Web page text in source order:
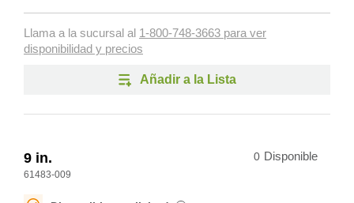
Llama a la sucursal al 1-800-748-3663 para ver
disponibilidad y precios
Añadir a la Lista
9 in.
61483-009
0 Disponible